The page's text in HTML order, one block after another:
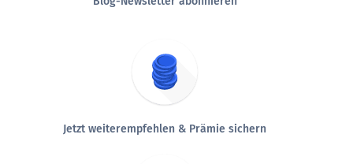
Jetzt weiterempfehlen & Prämie sichern